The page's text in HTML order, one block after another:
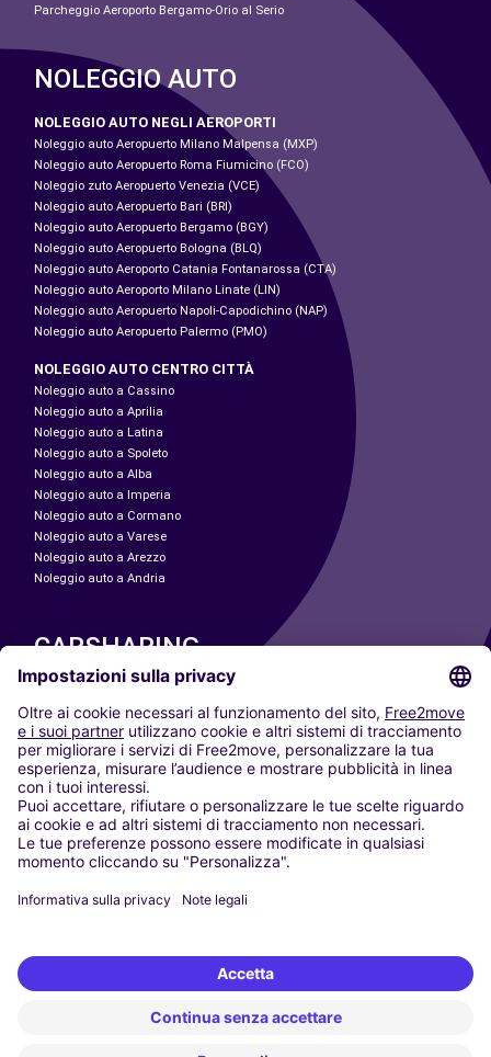
Parcheggio Aeroporto Bergamo-Orio al Serio
NOLEGGIO AUTO
NOLEGGIO AUTO NEGLI AEROPORTI
Noleggio auto Aeropuerto Milano Malpensa (MXP)
Noleggio auto Aeropuerto Roma Fiumicino (FCO)
Noleggio zuto Aeropuerto Venezia (VCE)
Noleggio auto Aeropuerto Bari (BRI)
Noleggio auto Aeropuerto Bergamo (BGY)
Noleggio auto Aeropuerto Bologna (BLQ)
Noleggio auto Aeroporto Catania Fontanarossa (CTA)
Noleggio auto Aeroporto Milano Linate (LIN)
Noleggio auto Aeropuerto Napoli-Capodichino (NAP)
Noleggio auto Aeropuerto Palermo (PMO)
NOLEGGIO AUTO CENTRO CITTÀ
Noleggio auto a Cassino
Noleggio auto a Aprilia
Noleggio auto a Latina
Noleggio auto a Spoleto
Noleggio auto a Alba
Noleggio auto a Imperia
Noleggio auto a Cormano
Noleggio auto a Varese
Noleggio auto a Arezzo
Noleggio auto a Andria
CARSHARING
LE NOSTRE CITTÀ
Paris
Madrid
Washington DC
Milano
Roma
Torino
Vienna
Berlino
Düsseldorf